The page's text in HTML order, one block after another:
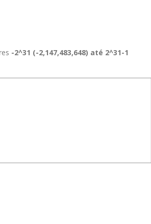
-2^31 (-2,147,483,648) até 2^31-1